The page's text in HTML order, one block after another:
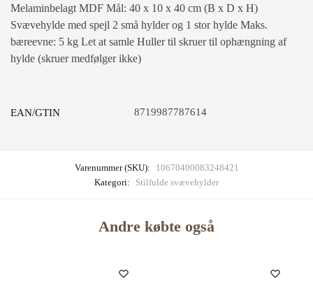
Melaminbelagt MDF Mål: 40 x 10 x 40 cm (B x D x H)
Svævehylde med spejl 2 små hylder og 1 stor hylde Maks.
bæreevne: 5 kg Let at samle Huller til skruer til ophængning af
hylde (skruer medfølger ikke)
EAN/GTIN 8719987787614
Varenummer (SKU):
10670400083248421
Kategori:
Stilfulde svævehylder
Andre købte også